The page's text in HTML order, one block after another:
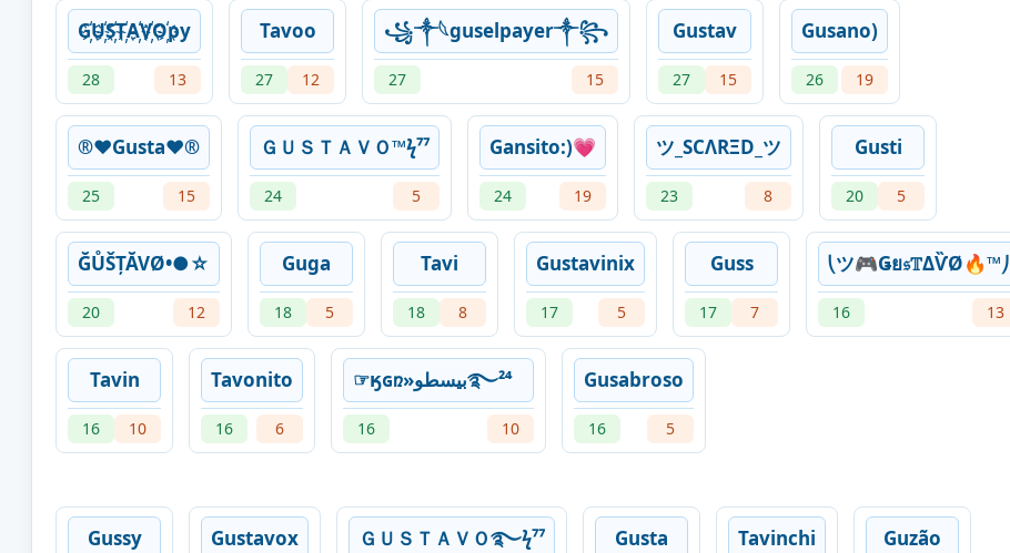
G҉U҉S҉T҉A҉V҉O҉py
28 13
Tavoo
27 12
꧁⁣༒𓆩guselpayer༒꧂
27 15
Gustav
27 15
Gusano)
26 19
®♥Gusta♥®
25 15
ＧＵＳＴＡＶＯ™ϟ⁷⁷
24 5
Gansito:)💗
24 19
ツ_SCΛRΞD_ツ
23 8
Gusti
20 5
ĞŮŠȚĂVØ•●☆
20 12
Guga
18 5
Tavi
18 8
Gustavinix
17 5
Guss
17 7
⎝ツ🎮Ǥย𝔰𝕋ΔѶØ🔥™⎠
16 13
Tavin
16 10
Tavonito
16 6
☞ӄɢռ»بيسطو࿐²⁴
16 10
Gusabroso
16 5
Gussy Gustavox ＧＵＳＴＡＶＯ࿐ϟ⁷⁷ Gusta Tavinchi Guzão